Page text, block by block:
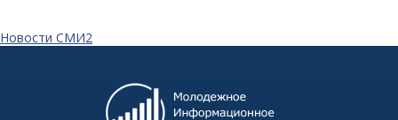
Новости СМИ2